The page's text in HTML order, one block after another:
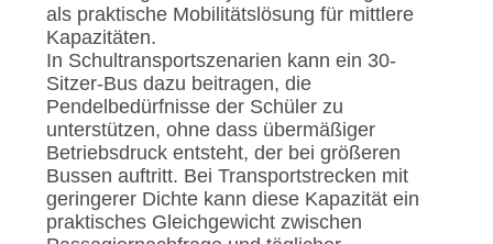
als praktische Mobilitätslösung für mittlere
Kapazitäten.
In Schultransportszenarien kann ein 30-
Sitzer-Bus dazu beitragen, die
Pendelbedürfnisse der Schüler zu
unterstützen, ohne dass übermäßiger
Betriebsdruck entsteht, der bei größeren
Bussen auftritt. Bei Transportstrecken mit
geringerer Dichte kann diese Kapazität ein
praktisches Gleichgewicht zwischen